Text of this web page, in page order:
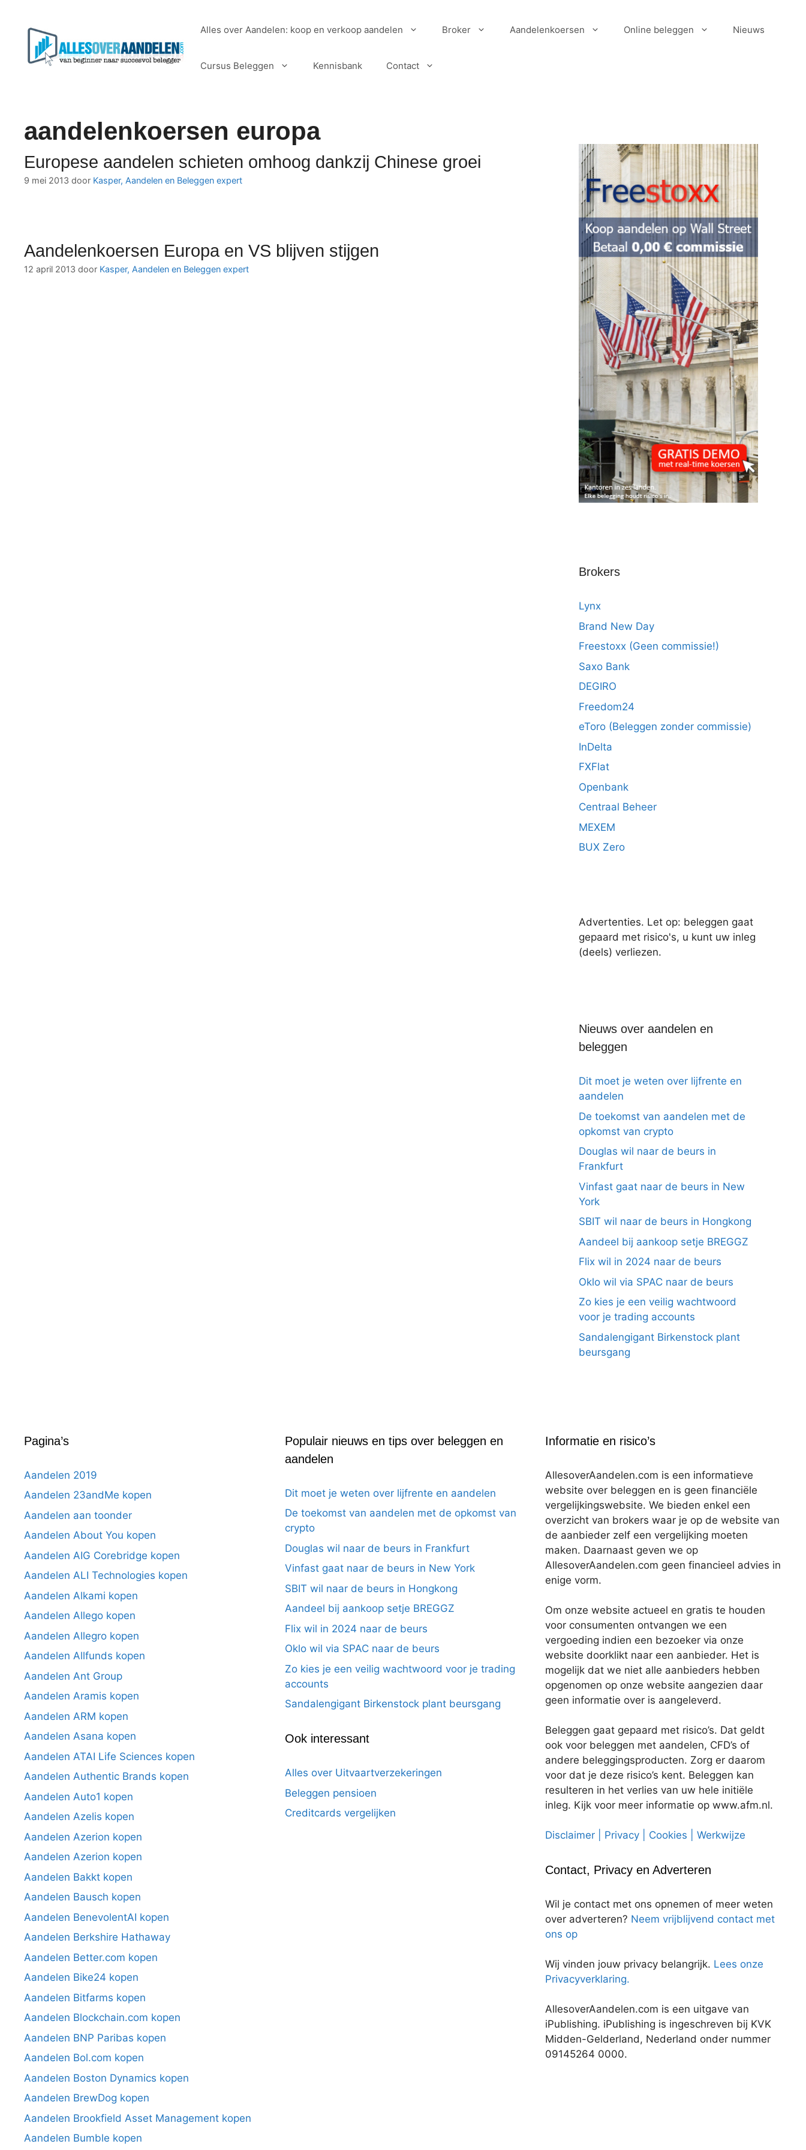
Alles over Aandelen: koop en verkoop aandelen Broker Aandelenkoersen Online beleggen Nieuws
Cursus Beleggen Kennisbank Contact
aandelenkoersen europa
Europese aandelen schieten omhoog dankzij Chinese groei
9 mei 2013 door Kasper, Aandelen en Beleggen expert
Aandelenkoersen Europa en VS blijven stijgen
12 april 2013 door Kasper, Aandelen en Beleggen expert
Brokers
Lynx
Brand New Day
Freestoxx (Geen commissie!)
Saxo Bank
DEGIRO
Freedom24
eToro (Beleggen zonder commissie)
InDelta
FXFlat
Openbank
Centraal Beheer
MEXEM
BUX Zero
Advertenties. Let op: beleggen gaat
gepaard met risico's, u kunt uw inleg
(deels) verliezen.
Nieuws over aandelen en
beleggen
Dit moet je weten over lijfrente en
aandelen
De toekomst van aandelen met de
opkomst van crypto
Douglas wil naar de beurs in
Frankfurt
Vinfast gaat naar de beurs in New
York
SBIT wil naar de beurs in Hongkong
Aandeel bij aankoop setje BREGGZ
Flix wil in 2024 naar de beurs
Oklo wil via SPAC naar de beurs
Zo kies je een veilig wachtwoord
voor je trading accounts
Sandalengigant Birkenstock plant
beursgang
Pagina’s
Aandelen 2019
Aandelen 23andMe kopen
Aandelen aan toonder
Aandelen About You kopen
Aandelen AIG Corebridge kopen
Aandelen ALI Technologies kopen
Aandelen Alkami kopen
Aandelen Allego kopen
Aandelen Allegro kopen
Aandelen Allfunds kopen
Aandelen Ant Group
Aandelen Aramis kopen
Aandelen ARM kopen
Aandelen Asana kopen
Aandelen ATAI Life Sciences kopen
Aandelen Authentic Brands kopen
Aandelen Auto1 kopen
Aandelen Azelis kopen
Aandelen Azerion kopen
Aandelen Azerion kopen
Aandelen Bakkt kopen
Aandelen Bausch kopen
Aandelen BenevolentAI kopen
Aandelen Berkshire Hathaway
Aandelen Better.com kopen
Aandelen Bike24 kopen
Aandelen Bitfarms kopen
Aandelen Blockchain.com kopen
Aandelen BNP Paribas kopen
Aandelen Bol.com kopen
Aandelen Boston Dynamics kopen
Aandelen BrewDog kopen
Aandelen Brookfield Asset Management kopen
Aandelen Bumble kopen
Populair nieuws en tips over beleggen en
aandelen
Dit moet je weten over lijfrente en aandelen
De toekomst van aandelen met de opkomst van
crypto
Douglas wil naar de beurs in Frankfurt
Vinfast gaat naar de beurs in New York
SBIT wil naar de beurs in Hongkong
Aandeel bij aankoop setje BREGGZ
Flix wil in 2024 naar de beurs
Oklo wil via SPAC naar de beurs
Zo kies je een veilig wachtwoord voor je trading
accounts
Sandalengigant Birkenstock plant beursgang
Ook interessant
Alles over Uitvaartverzekeringen
Beleggen pensioen
Creditcards vergelijken
Informatie en risico’s
AllesoverAandelen.com is een informatieve
website over beleggen en is geen financiële
vergelijkingswebsite. We bieden enkel een
overzicht van brokers waar je op de website van
de aanbieder zelf een vergelijking moeten
maken. Daarnaast geven we op
AllesoverAandelen.com geen financieel advies in
enige vorm.
Om onze website actueel en gratis te houden
voor consumenten ontvangen we een
vergoeding indien een bezoeker via onze
website doorklikt naar een aanbieder. Het is
mogelijk dat we niet alle aanbieders hebben
opgenomen op onze website aangezien daar
geen informatie over is aangeleverd.
Beleggen gaat gepaard met risico’s. Dat geldt
ook voor beleggen met aandelen, CFD’s of
andere beleggingsproducten. Zorg er daarom
voor dat je deze risico’s kent. Beleggen kan
resulteren in het verlies van uw hele initiële
inleg. Kijk voor meer informatie op www.afm.nl.
Disclaimer | Privacy | Cookies | Werkwijze
Contact, Privacy en Adverteren
Wil je contact met ons opnemen of meer weten
over adverteren? Neem vrijblijvend contact met
ons op
Wij vinden jouw privacy belangrijk. Lees onze
Privacyverklaring.
AllesoverAandelen.com is een uitgave van
iPublishing. iPublishing is ingeschreven bij KVK
Midden-Gelderland, Nederland onder nummer
09145264 0000.